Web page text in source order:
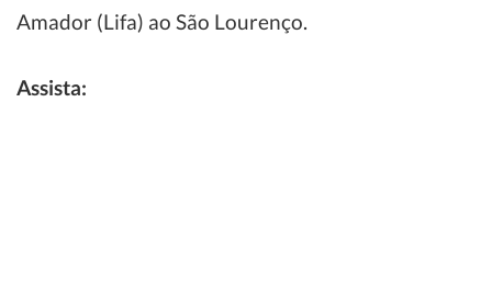
Amador (Lifa) ao São Lourenço.
Assista: